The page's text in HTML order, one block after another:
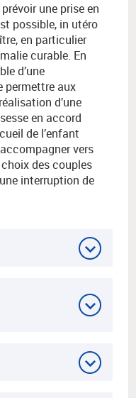
une prise en
possible, in utéro
en particulier
curable. En
d’une
permettre aux
d’une
en accord
de l’enfant
vers
des couples
interruption de